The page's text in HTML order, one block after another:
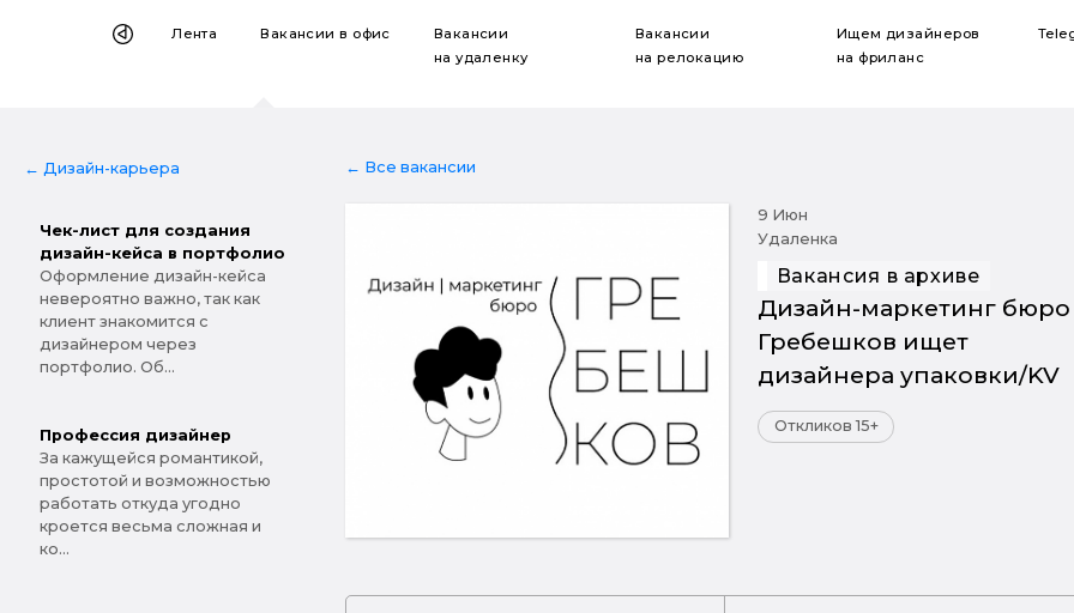
Лента Вакансиив офис
Вакансии
на удаленку
Вакансии
на релокацию
Ищем дизайнеров
на фриланс
← Дизайн-карьера
Чек-лист для создания
дизайн-кейса в портфолио
Оформление дизайн-кейса
невероятно важно, так как
клиент знакомится с
дизайнером через
портфолио. Об...
Профессия дизайнер
За кажущейся романтикой,
простотой и возможностью
работать откуда угодно
кроется весьма сложная и
ко...
← Все вакансии
9 Июн
Удаленка
Вакансия в архиве
Дизайн-маркетинг бюро
Гребешков ищет
дизайнера упаковки/KV
Откликов 15+